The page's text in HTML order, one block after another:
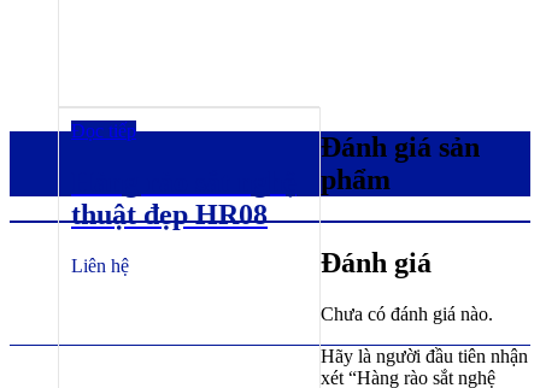
Đọc tiếp
thuật đẹp HR08
Liên hệ
Đánh giá sản
phẩm
Đánh giá
Chưa có đánh giá nào.
Hãy là người đầu tiên nhận
xét “Hàng rào sắt nghệ